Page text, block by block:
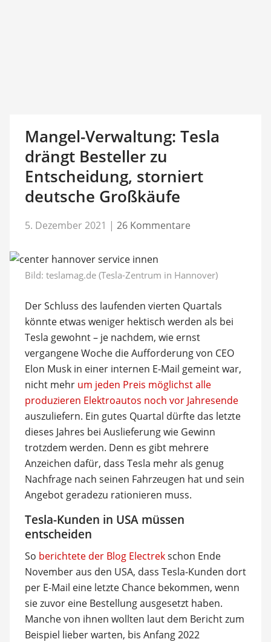
Mangel-Verwaltung: Tesla
drängt Besteller zu
Entscheidung, storniert
deutsche Großkäufe
5. Dezember 2021 | 26 Kommentare
Bild: teslamag.de (Tesla-Zentrum in Hannover)
Der Schluss des laufenden vierten Quartals
könnte etwas weniger hektisch werden als bei
Tesla gewohnt – je nachdem, wie ernst
vergangene Woche die Aufforderung von CEO
Elon Musk in einer internen E-Mail gemeint war,
nicht mehr um jeden Preis möglichst alle
produzieren Elektroautos noch vor Jahresende
auszuliefern. Ein gutes Quartal dürfte das letzte
dieses Jahres bei Auslieferung wie Gewinn
trotzdem werden. Denn es gibt mehrere
Anzeichen dafür, dass Tesla mehr als genug
Nachfrage nach seinen Fahrzeugen hat und sein
Angebot geradezu rationieren muss.
Tesla-Kunden in USA müssen
entscheiden
So berichtete der Blog Electrekschon Ende
November aus den USA, dass Tesla-Kunden dort
per E-Mail eine letzte Chance bekommen, wenn
sie zuvor eine Bestellung ausgesetzt haben.
Manche von ihnen wollten laut dem Bericht zum
Beispiel lieber warten, bis Anfang 2022